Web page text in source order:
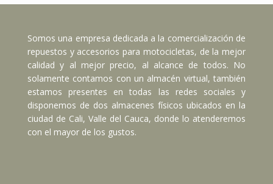
Somos una empresa dedicada a la comercialización de
repuestos y accesorios para motocicletas, de la mejor
calidad y al mejor precio, al alcance de todos. No
solamente contamos con un almacén virtual, también
estamos presentes en todas las redes sociales y
disponemos de dos almacenes físicos ubicados en la
ciudad de Cali, Valle del Cauca, donde lo atenderemos
con el mayor de los gustos.